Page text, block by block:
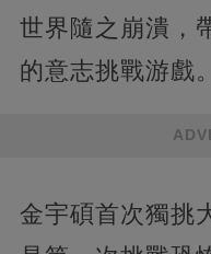
世界隨之崩潰，
的意志挑戰游戲。
金宇碩首次獨挑